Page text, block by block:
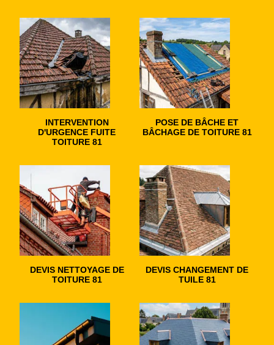
INTERVENTION
D'URGENCE FUITE
TOITURE 81
POSE DE BÂCHE ET
BÂCHAGE DE TOITURE 81
DEVIS NETTOYAGE DE
TOITURE 81
DEVIS CHANGEMENT DE
TUILE 81